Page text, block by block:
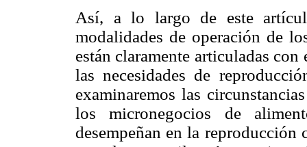
Así, a lo largo de este
modalidades de operación de
están claramente articuladas
las necesidades de
examinaremos las
los micronegocios de
desempeñan en la reproducción